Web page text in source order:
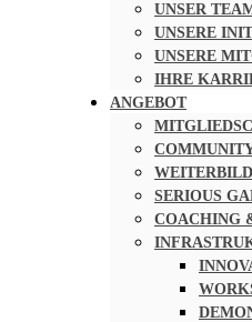
UNSER
UNSERE
UNSERE
IHRE
ANGEBOT
SERIOUS
COACHING